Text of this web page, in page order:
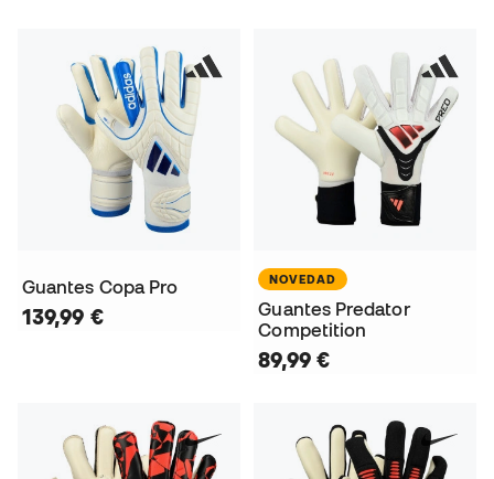
Guantes Copa Pro
139,99 €
NOVEDAD
Guantes Predator
Competition
89,99 €